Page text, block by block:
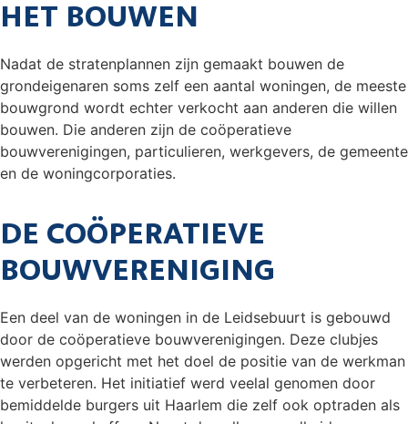
HET BOUWEN
Nadat de stratenplannen zijn gemaakt bouwen de
grondeigenaren soms zelf een aantal woningen, de meeste
bouwgrond wordt echter verkocht aan anderen die willen
bouwen. Die anderen zijn de coöperatieve
bouwverenigingen, particulieren, werkgevers, de gemeente
en de woningcorporaties.
DE COÖPERATIEVE
BOUWVERENIGING
Een deel van de woningen in de Leidsebuurt is gebouwd
door de coöperatieve bouwverenigingen. Deze clubjes
werden opgericht met het doel de positie van de werkman
te verbeteren. Het initiatief werd veelal genomen door
bemiddelde burgers uit Haarlem die zelf ook optraden als